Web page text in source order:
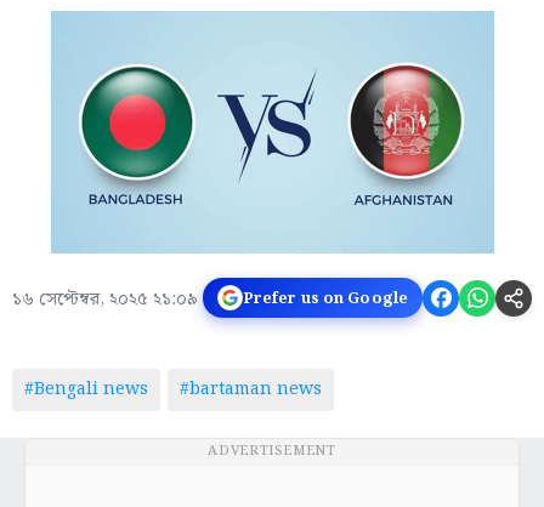
১৬ সেপ্টেম্বর, ২০২৫ ২১:০৯ Prefer us on Google
#Bengali news #bartaman news
ADVERTISEMENT